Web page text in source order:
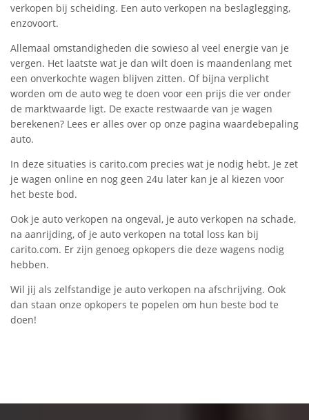
verkopen bij scheiding. Een auto verkopen na beslaglegging,
enzovoort.
Allemaal omstandigheden die sowieso al veel energie van je
vergen. Het laatste wat je dan wilt doen is maandenlang met
een onverkochte wagen blijven zitten. Of bijna verplicht
worden om de auto weg te doen voor een prijs die ver onder
de marktwaarde ligt. De exacte restwaarde van je wagen
berekenen? Lees er alles over op onze pagina waardebepaling
auto.
In deze situaties is carito.com precies wat je nodig hebt. Je zet
je wagen online en nog geen 24u later kan je al kiezen voor
het beste bod.
Ook je auto verkopen na ongeval, je auto verkopen na schade,
na aanrijding, of je auto verkopen na total loss kan bij
carito.com. Er zijn genoeg opkopers die deze wagens nodig
hebben.
Wil jij als zelfstandige je auto verkopen na afschrijving. Ook
dan staan onze opkopers te popelen om hun beste bod te
doen!